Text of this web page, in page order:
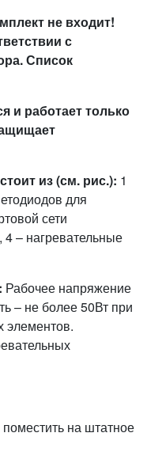
не входит!
с
Список
и работает только
из (см. рис.): 1
для
сети
– нагревательные
Рабочее напряжение
– не более 50Вт при
элементов.
на штатное